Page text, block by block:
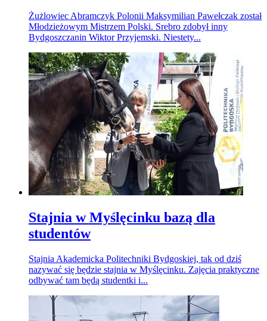
Żużlowiec Abramczyk Polonii Maksymilian Pawełczak został
Młodzieżowym Mistrzem Polski. Srebro zdobył inny
Bydgoszczanin Wiktor Przyjemski. Niestety...
Stajnia w Myślęcinku bazą dla
studentów
Stajnia Akademicka Politechniki Bydgoskiej, tak od dziś
nazywać się będzie stajnia w Myślęcinku. Zajęcia praktyczne
odbywać tam będą studentki i...